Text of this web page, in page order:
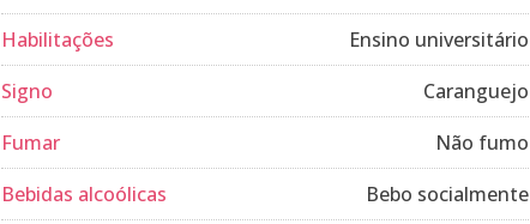
Habilitações
Ensino universitário
Signo
Caranguejo
Fumar
Não fumo
Bebidas alcoólicas
Bebo socialmente